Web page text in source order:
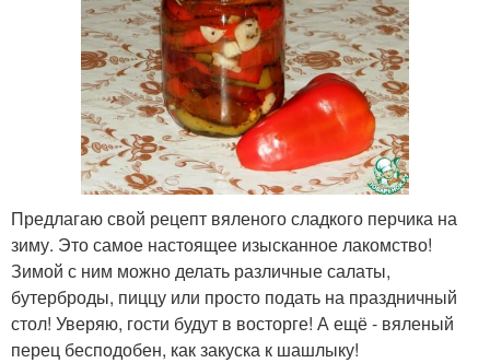
Предлагаю свой рецепт вяленого сладкого перчика на
зиму. Это самое настоящее изысканное лакомство!
Зимой с ним можно делать различные салаты,
бутерброды, пиццу или просто подать на праздничный
стол! Уверяю, гости будут в восторге! А ещё - вяленый
перец бесподобен, как закуска к шашлыку!